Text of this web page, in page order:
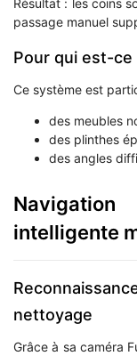
Résultat : les coins
passage manuel
Pour qui est-
Ce système est
des meubles
des plinthes
des angles
intelligente
nettoyage
Grâce à sa caméra